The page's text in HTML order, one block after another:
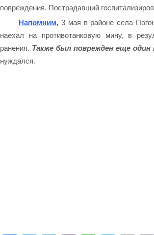
повреждения. Пострадавший
Напомним,3 мая в районе села
наехал на противотанковую мину, в
ранения. Также был поврежден еще
нуждался.